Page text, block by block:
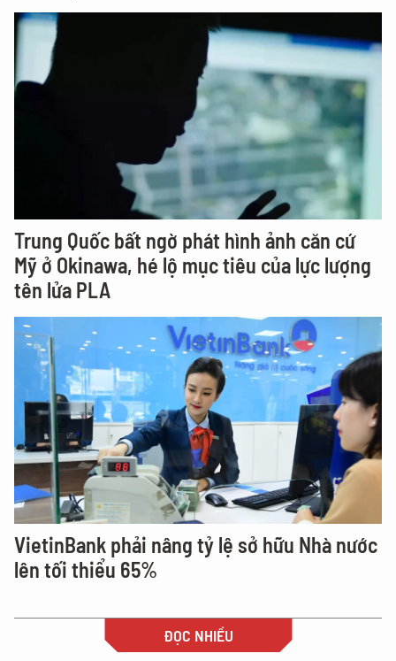
Trung Quốc bất ngờ phát hình ảnh căn cứ
Mỹ ở Okinawa, hé lộ mục tiêu của lực lượng
tên lửa PLA
VietinBank phải nâng tỷ lệ sở hữu Nhà nước
lên tối thiểu 65%
ĐỌC NHIỀU